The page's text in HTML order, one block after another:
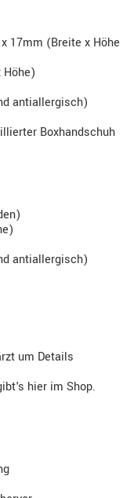
17mm (Breite x Höhe
antiallergisch)
Boxhandschuh
antiallergisch)
um Details
hier im Shop.